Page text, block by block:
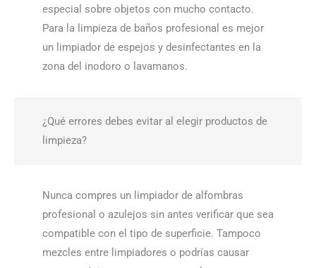
especial sobre objetos con mucho contacto.
Para la limpieza de baños profesional es mejor
un limpiador de espejos y desinfectantes en la
zona del inodoro o lavamanos.
¿Qué errores debes evitar al elegir productos de
limpieza?
Nunca compres un limpiador de alfombras
profesional o azulejos sin antes verificar que sea
compatible con el tipo de superficie. Tampoco
mezcles entre limpiadores o podrías causar